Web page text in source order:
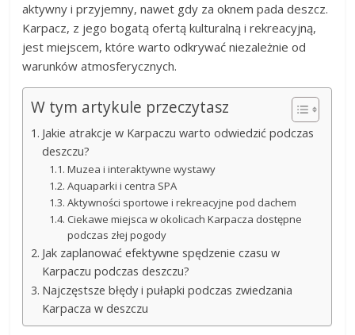
aktywny i przyjemny, nawet gdy za oknem pada deszcz.
Karpacz, z jego bogatą ofertą kulturalną i rekreacyjną,
jest miejscem, które warto odkrywać niezależnie od
warunków atmosferycznych.
W tym artykule przeczytasz
Jakie atrakcje w Karpaczu warto odwiedzić podczas
deszczu?
Muzea i interaktywne wystawy
Aquaparki i centra SPA
Aktywności sportowe i rekreacyjne pod dachem
Ciekawe miejsca w okolicach Karpacza dostępne
podczas złej pogody
Jak zaplanować efektywne spędzenie czasu w
Karpaczu podczas deszczu?
Najczęstsze błędy i pułapki podczas zwiedzania
Karpacza w deszczu